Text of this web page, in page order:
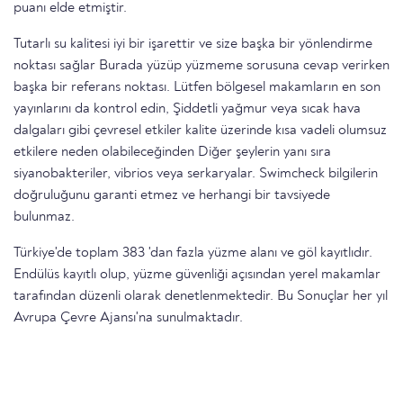
puanı elde etmiştir.
Tutarlı su kalitesi iyi bir işarettir ve size başka bir yönlendirme
noktası sağlar Burada yüzüp yüzmeme sorusuna cevap verirken
başka bir referans noktası. Lütfen bölgesel makamların en son
yayınlarını da kontrol edin, Şiddetli yağmur veya sıcak hava
dalgaları gibi çevresel etkiler kalite üzerinde kısa vadeli olumsuz
etkilere neden olabileceğinden Diğer şeylerin yanı sıra
siyanobakteriler, vibrios veya serkaryalar. Swimcheck bilgilerin
doğruluğunu garanti etmez ve herhangi bir tavsiyede
bulunmaz.
Türkiye'de toplam 383 'dan fazla yüzme alanı ve göl kayıtlıdır.
Endülüs kayıtlı olup, yüzme güvenliği açısından yerel makamlar
tarafından düzenli olarak denetlenmektedir. Bu Sonuçlar her yıl
Avrupa Çevre Ajansı'na sunulmaktadır.